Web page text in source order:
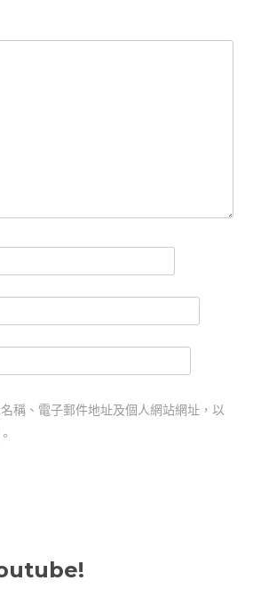
稱、電子郵件地址及個人網站網址，以